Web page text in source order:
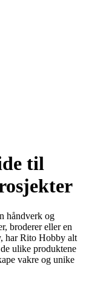
til
håndverk og
broderer eller en
har Rito Hobby alt
ulike produktene
vakre og unike